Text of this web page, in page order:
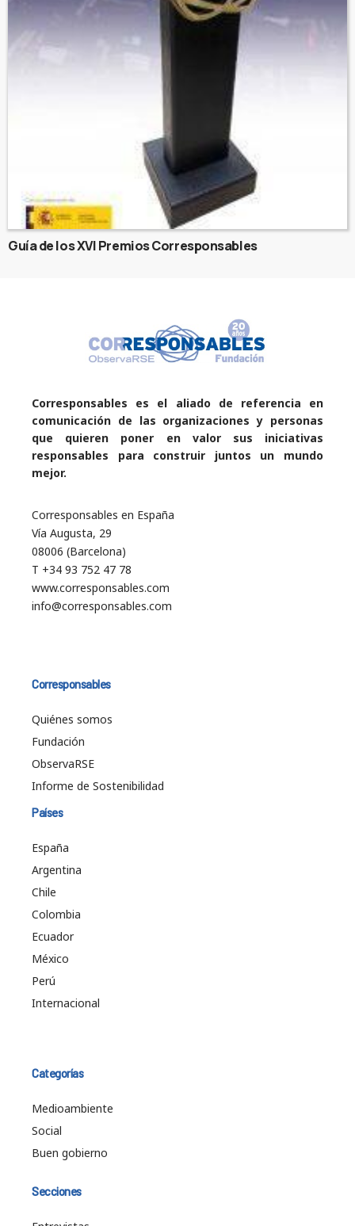
Guía de los XVI Premios Corresponsables
Corresponsables es el aliado de referencia en
comunicación de las organizaciones y personas
que quieren poner en valor sus iniciativas
responsables para construir juntos un mundo
mejor.
Corresponsables en España
Vía Augusta, 29
08006 (Barcelona)
T +34 93 752 47 78
www.corresponsables.com
info@corresponsables.com
Corresponsables
Quiénes somos
Fundación
ObservaRSE
Informe de Sostenibilidad
Países
España
Argentina
Chile
Colombia
Ecuador
México
Perú
Internacional
Categorías
Medioambiente
Social
Buen gobierno
Secciones